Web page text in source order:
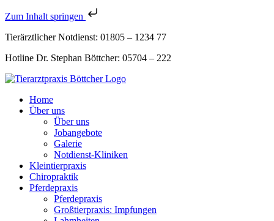
Zum Inhalt springen
Tierärztlicher Notdienst: 01805 – 1234 77
Hotline Dr. Stephan Böttcher: 05704 – 222
Home
Über uns
Über uns
Jobangebote
Galerie
Notdienst-Kliniken
Kleintierpraxis
Chiropraktik
Pferdepraxis
Pferdepraxis
Großtierpraxis: Impfungen